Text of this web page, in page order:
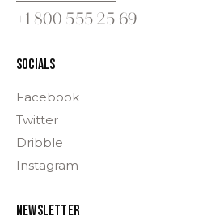
+1 800 555 25 69
SOCIALS
Facebook
Twitter
Dribble
Instagram
NEWSLETTER